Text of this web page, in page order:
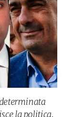
la politica,